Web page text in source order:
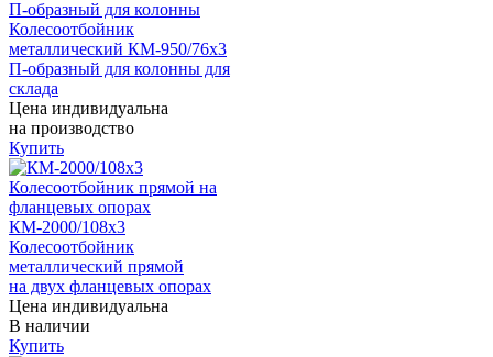
Колесоотбойник
металлический КМ-950/76х3
П-образный для колонны для
склада
Цена индивидуальна
на производство
Купить
КМ-2000/108х3
Колесоотбойник
металлический прямой
на двух фланцевых опорах
Цена индивидуальна
В наличии
Купить